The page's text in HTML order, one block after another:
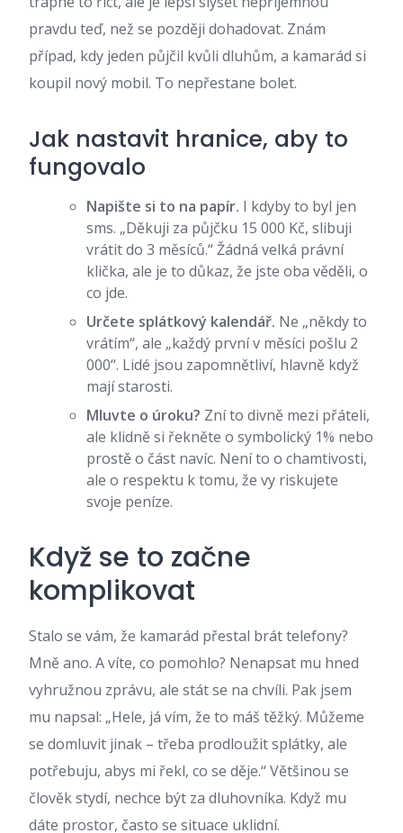
pravdu teď, než se později dohadovat. Znám
případ, kdy jeden půjčil kvůli dluhům, a kamarád si
koupil nový mobil. To nepřestane bolet.
Jak nastavit hranice, aby to
fungovalo
Napište si to na papír. I kdyby to byl jen
sms. „Děkuji za půjčku 15 000 Kč, slibuji
vrátit do 3 měsíců.“ Žádná velká právní
klička, ale je to důkaz, že jste oba věděli, o
co jde.
Určete splátkový kalendář. Ne „někdy to
vrátím“, ale „každý první v měsíci pošlu 2
000“. Lidé jsou zapomnětliví, hlavně když
mají starosti.
Mluvte o úroku? Zní to divně mezi přáteli,
ale klidně si řekněte o symbolický 1% nebo
prostě o část navíc. Není to o chamtivosti,
ale o respektu k tomu, že vy riskujete
svoje peníze.
Když se to začne
komplikovat
Stalo se vám, že kamarád přestal brát telefony?
Mně ano. A víte, co pomohlo? Nenapsat mu hned
vyhružnou zprávu, ale stát se na chvíli. Pak jsem
mu napsal: „Hele, já vím, že to máš těžký. Můžeme
se domluvit jinak – třeba prodloužit splátky, ale
potřebuju, abys mi řekl, co se děje.“ Většinou se
člověk stydí, nechce být za dluhovníka. Když mu
dáte prostor, často se situace uklidní.